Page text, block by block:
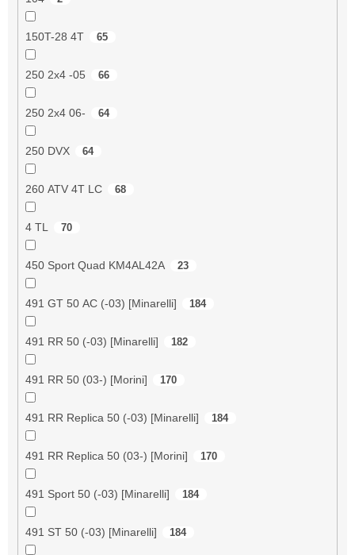
150T-28 4T 65
250 2x4 -05 66
250 2x4 06- 64
250 DVX 64
260 ATV 4T LC 68
4 TL 70
450 Sport Quad KM4AL42A 23
491 GT 50 AC (-03) [Minarelli] 184
491 RR 50 (-03) [Minarelli] 182
491 RR 50 (03-) [Morini] 170
491 RR Replica 50 (-03) [Minarelli] 184
491 RR Replica 50 (03-) [Morini] 170
491 Sport 50 (-03) [Minarelli] 184
491 ST 50 (-03) [Minarelli] 184